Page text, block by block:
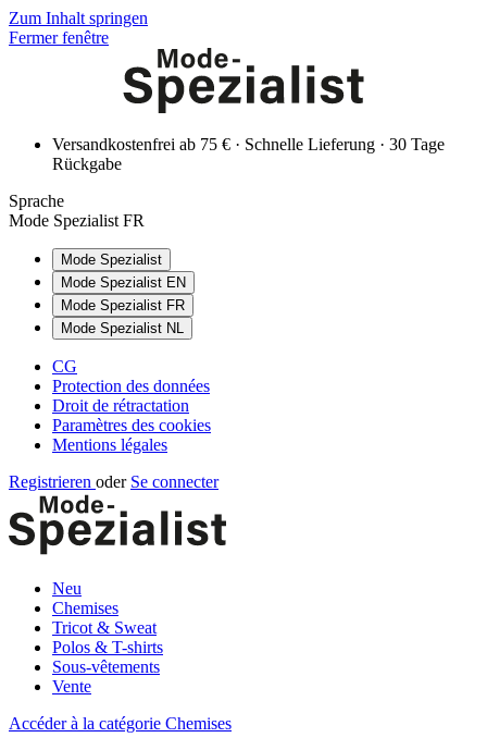
Zum Inhalt springen
Fermer fenêtre
Versandkostenfrei ab 75 € · Schnelle Lieferung · 30 Tage
Rückgabe
Sprache
Mode Spezialist FR
Mode Spezialist
Mode Spezialist EN
Mode Spezialist FR
Mode Spezialist NL
CG
Protection des données
Droit de rétractation
Paramètres des cookies
Mentions légales
Registrieren oder Se connecter
Neu
Chemises
Tricot & Sweat
Polos & T-shirts
Sous-vêtements
Vente
Accéder à la catégorie Chemises